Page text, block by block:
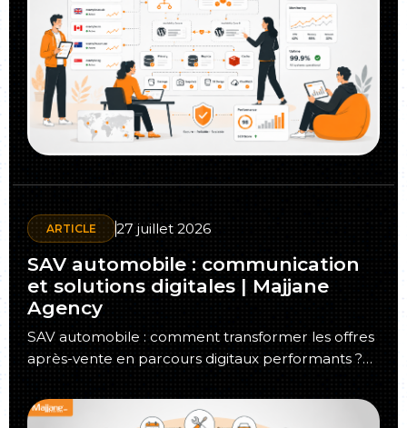
ARTICLE 27 juillet 2026
SAV automobile : communication
et solutions digitales | Majjane
Agency
SAV automobile : comment transformer les offres
après-vente en parcours digitaux performants ?
Dans un marché où les automobilistes attendent…